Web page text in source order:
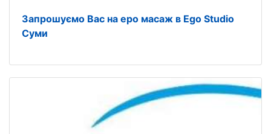
Запрошуємо Вас на еро масаж в Ego Studio
Суми